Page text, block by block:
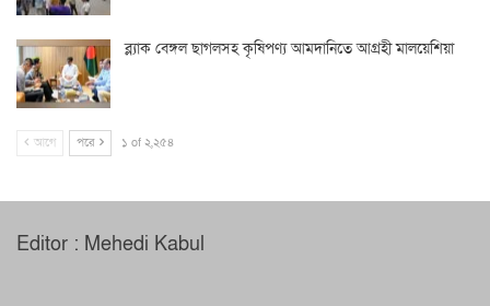
ব্ল্যাক বেঙ্গল ছাগলসহ কৃষিপণ্য আমদানিতে আগ্রহী মালয়েশিয়া
আগে পরে ১ of ২,২৫৪
Editor : Mehedi Kabul